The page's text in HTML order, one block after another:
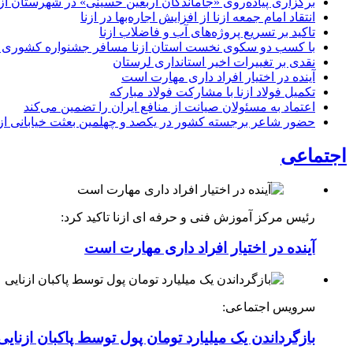
انتقاد امام جمعه ازنا از افزایش اجاره‌بها در ازنا
تاکید بر تسریع پروژه‌های آب و فاضلاب ازنا
با کسب دو سکوی نخست استان ازنا مسافر جشنواره کشوری
نقدی بر تغییرات اخیر استانداری لرستان
آینده در اختیار افراد داری مهارت است
تکمیل فولاد ازنا با مشارکت فولاد مبارکه
اعتماد به مسئولان صیانت از منافع ایران را تضمین می‌کند
حضور شاعر برجسته کشور در یکصد و چهلمین بعثت خیابانی
اجتماعی
رئیس مرکز آموزش فنی و حرفه ای ازنا تاکید کرد:
آینده در اختیار افراد داری مهارت است
سرویس اجتماعی:
بازگرداندن یک میلیارد تومان پول توسط پاکبان